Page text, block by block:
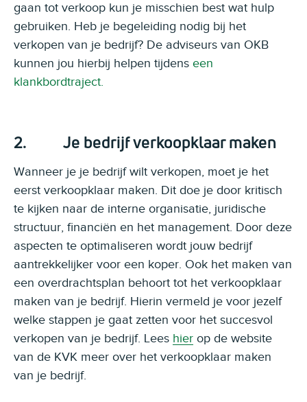
gaan tot verkoop kun je misschien best wat hulp
gebruiken. Heb je begeleiding nodig bij het
verkopen van je bedrijf? De adviseurs van OKB
kunnen jou hierbij helpen tijdens een
klankbordtraject.
2. Je bedrijf verkoopklaar maken
Wanneer je je bedrijf wilt verkopen, moet je het
eerst verkoopklaar maken. Dit doe je door kritisch
te kijken naar de interne organisatie, juridische
structuur, financiën en het management. Door deze
aspecten te optimaliseren wordt jouw bedrijf
aantrekkelijker voor een koper. Ook het maken van
een overdrachtsplan behoort tot het verkoopklaar
maken van je bedrijf. Hierin vermeld je voor jezelf
welke stappen je gaat zetten voor het succesvol
verkopen van je bedrijf. Lees hier op de website
van de KVK meer over het verkoopklaar maken
van je bedrijf.